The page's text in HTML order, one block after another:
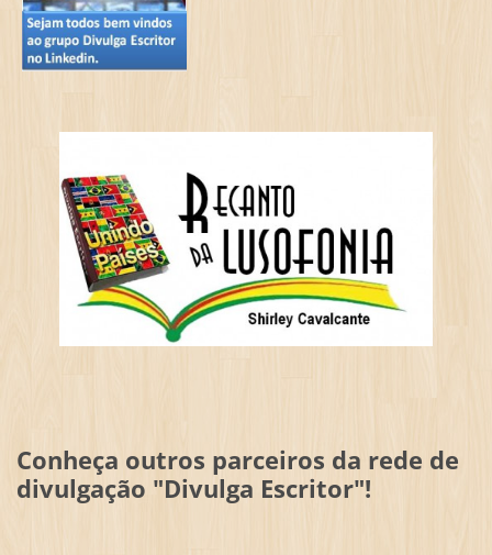
Conheça outros parceiros da rede de
divulgação "Divulga Escritor"!